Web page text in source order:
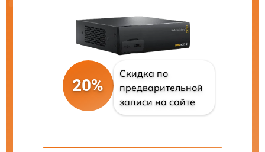
20%
Скидка по
предварительной
записи на сайте